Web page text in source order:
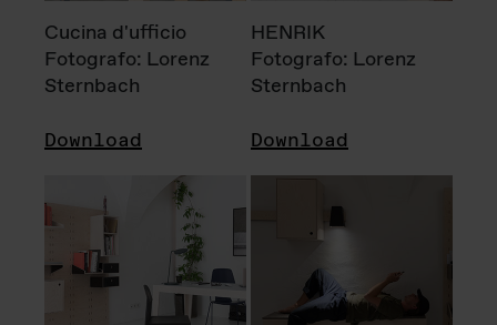
Cucina d'ufficio
Fotografo: Lorenz
Sternbach
Download
HENRIK
Fotografo: Lorenz
Sternbach
Download